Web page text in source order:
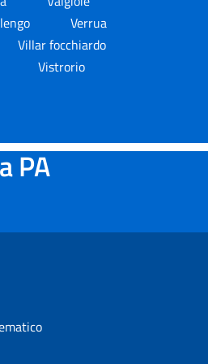
Verrua
Villar focchiardo
Vistrorio
PA